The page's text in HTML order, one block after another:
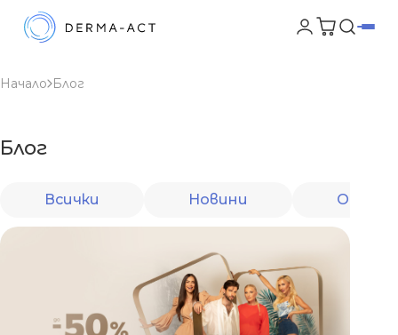
Начало Блог
Блог
Всички Новини От